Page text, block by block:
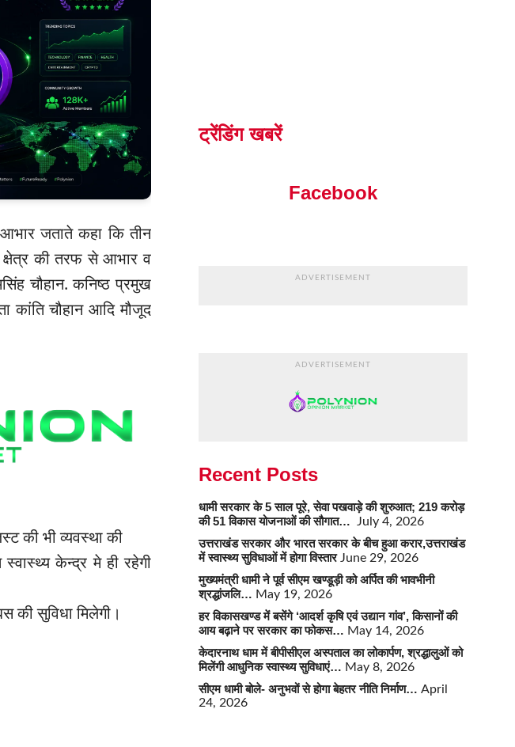
जताते कहा कि तीन
की तरफ से आभार व
चौहान. कनिष्ठ प्रमुख
कांति चौहान आदि मौजूद
की भी व्यवस्था की
केन्द्र मे ही रहेगी
की सुविधा मिलेगी।
ट्रेंडिंग खबरें
Facebook
ADVERTISEMENT
ADVERTISEMENT
Recent Posts
धामी सरकार के 5 साल पूरे, सेवा पखवाड़े की शुरुआत; 219 करोड़
की 51 विकास योजनाओं की सौगात… July 4, 2026
उत्तराखंड सरकार और भारत सरकार के बीच हुआ करार,उत्तराखंड
में स्वास्थ्य सुविधाओं में होगा विस्तार June 29, 2026
मुख्यमंत्री धामी ने पूर्व सीएम खण्डूड़ी को अर्पित की भावभीनी
श्रद्धांजलि… May 19, 2026
हर विकासखण्ड में बसेंगे ‘आदर्श कृषि एवं उद्यान गांव’, किसानों की
आय बढ़ाने पर सरकार का फोकस… May 14, 2026
केदारनाथ धाम में बीपीसीएल अस्पताल का लोकार्पण, श्रद्धालुओं को
मिलेंगी आधुनिक स्वास्थ्य सुविधाएं… May 8, 2026
सीएम धामी बोले- अनुभवों से होगा बेहतर नीति निर्माण… April
24, 2026